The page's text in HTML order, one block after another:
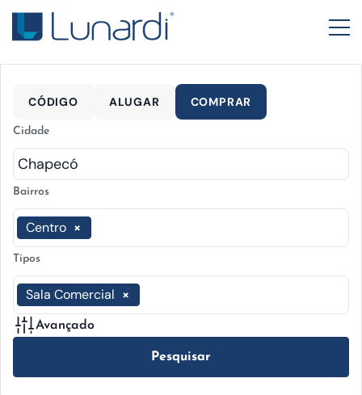
CÓDIGO ALUGAR COMPRAR
Cidade
Bairros
×
Centro
Tipos
×
Sala Comercial
Avançado
Pesquisar